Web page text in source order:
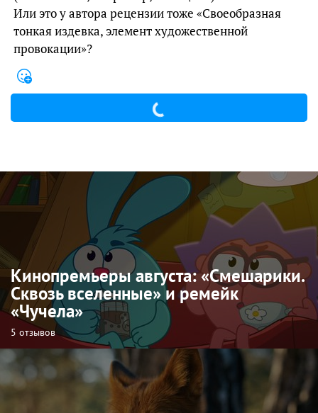
Или это у автора рецензии тоже «Своеобразная
тонкая издевка, элемент художественной
провокации»?
Кинопремьеры августа: «Смешарики.
Сквозь вселенные» и ремейк
«Чучела»
5 отзывов